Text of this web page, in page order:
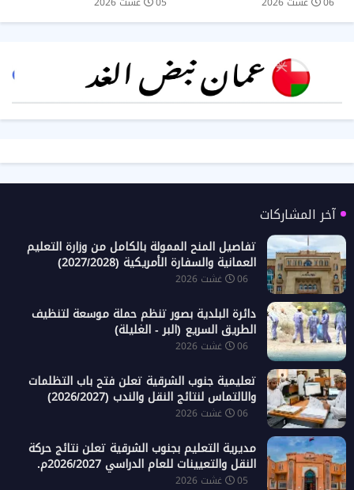
آخر المشاركات
تفاصيل المنح الممولة بالكامل من وزارة التعليم
العمانية والسفارة الأمريكية (2027/2028)
06 غشت 2026
دائرة البلدية بصور تنظم حملة موسعة لتنظيف
الطريق السريع (البر - الغليلة)
06 غشت 2026
تعليمية جنوب الشرقية تعلن فتح باب التظلمات
والالتماس لنتائج النقل والندب (2026/2027)
06 غشت 2026
مديرية التعليم بجنوب الشرقية تعلن نتائج حركة
النقل والتعيينات للعام الدراسي 2026/2027م.
05 غشت 2026